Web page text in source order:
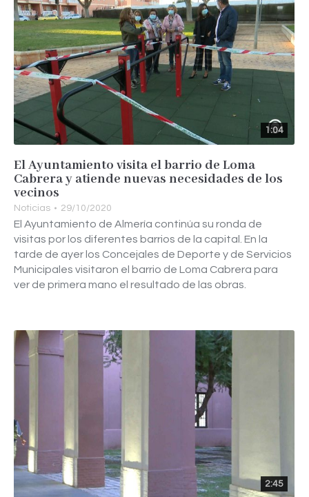
1:04
El Ayuntamiento visita el barrio de Loma
Cabrera y atiende nuevas necesidades de los
vecinos
Noticias 29/10/2020
El Ayuntamiento de Almería continúa su ronda de
visitas por los diferentes barrios de la capital. En la
tarde de ayer los Concejales de Deporte y de Servicios
Municipales visitaron el barrio de Loma Cabrera para
ver de primera mano el resultado de las obras.
2:45